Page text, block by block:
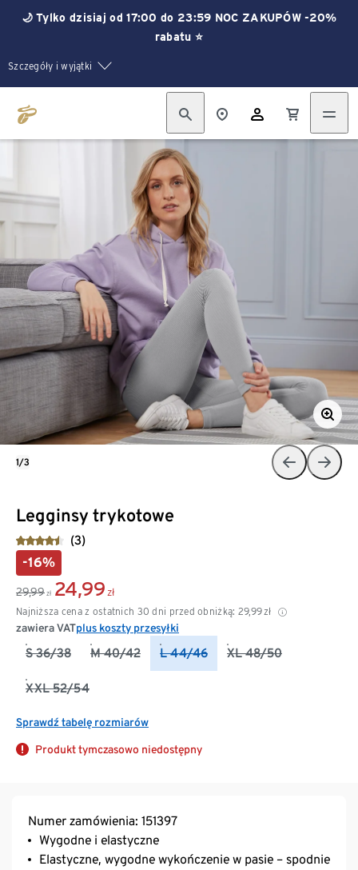
🌙 Tylko dzisiaj od 17:00 do 23:59 NOC ZAKUPÓW -20%
rabatu ⭐
Szczegóły i wyjątki
Legginsy trykotowe
(3)
-16%
29,99 zł 24,99 zł
Najniższa cena z ostatnich 30 dni przed obniżką: 29,99 zł
zawiera VATplus koszty przesyłki
S 36/38 M 40/42 L 44/46 XL 48/50
XXL 52/54
Sprawdź tabelę rozmiarów
Produkt tymczasowo niedostępny
1/3
Numer zamówienia: 151397
Wygodne i elastyczne
Elastyczne, wygodne wykończenie w pasie – spodnie